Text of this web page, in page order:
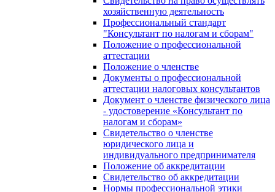
хозяйственную деятельность
Профессиональный стандарт
"Консультант по налогам и сборам"
Положение о профессиональной
аттестации
Положение о членстве
Документы о профессиональной
аттестации налоговых консультантов
Документ о членстве физического лица
- удостоверение «Консультант по
налогам и сборам»
Свидетельство о членстве
юридического лица и
индивидуального предпринимателя
Положение об аккредитации
Свидетельство об аккредитации
Нормы профессиональной этики